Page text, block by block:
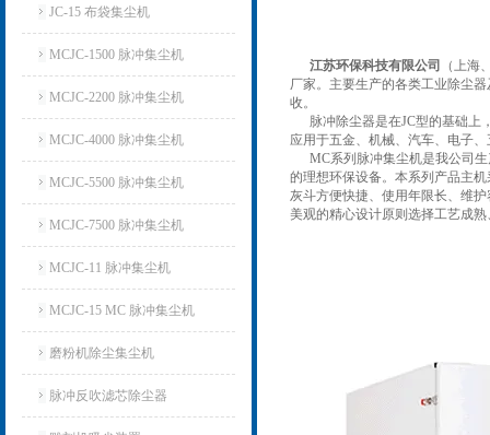
JC-15 布袋集尘机
MCJC-1500 脉冲集尘机
MCJC-2200 脉冲集尘机
MCJC-4000 脉冲集尘机
MCJC-5500 脉冲集尘机
MCJC-7500 脉冲集尘机
MCJC-11 脉冲集尘机
MCJC-15 MC 脉冲集尘机
磨粉机除尘集尘机
脉冲反吹滤芯除尘器
江苏环保科技有限公司
（上
厂家。主要生产的各类工业除尘
收。
脉冲除尘器是在JC型的基础上
应用于五金、机械、汽车、电子
MC系列脉冲集尘机是我公司
的理想环保设备。 本系列产品主
灰斗方便快捷、使用年限长、维
美观的精心设计原则选择工艺成